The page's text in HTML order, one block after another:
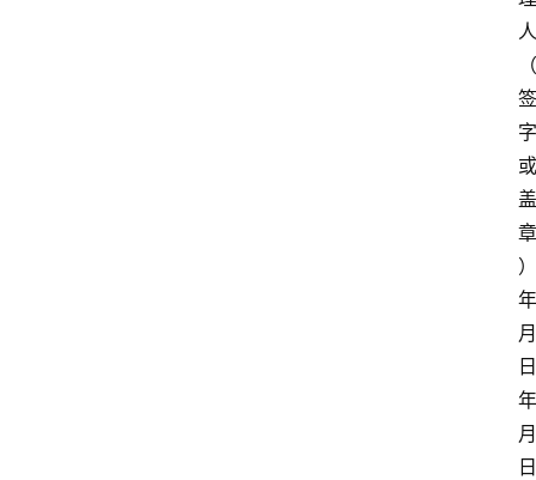
人
（
签
字
或
盖
章
）
年
月
日
年
月
日